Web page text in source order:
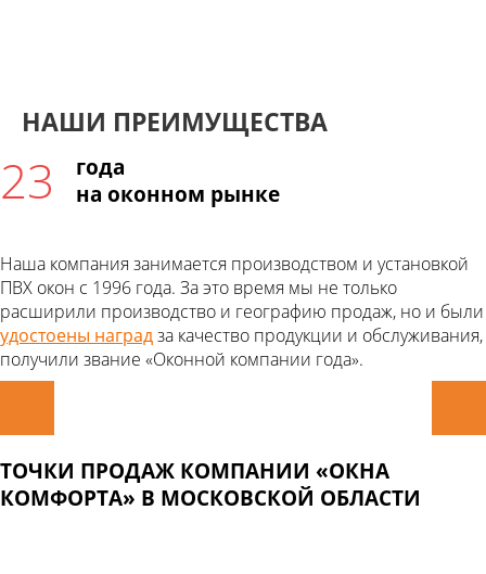
НАШИ ПРЕИМУЩЕСТВА
23
года
на оконном рынке
Наша компания занимается производством и установкой
ПВХ окон с 1996 года. За это время мы не только
расширили производство и географию продаж, но и были
удостоены наградза качество продукции и обслуживания,
получили звание «Оконной компании года».
ТОЧКИ ПРОДАЖ КОМПАНИИ «ОКНА
КОМФОРТА» В МОСКОВСКОЙ ОБЛАСТИ